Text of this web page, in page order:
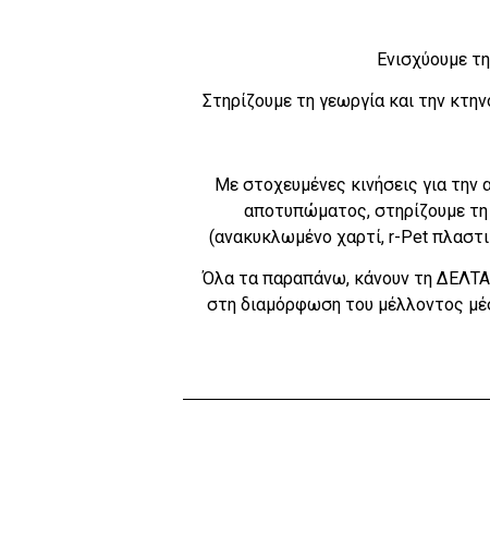
Ενισχύουμε
Στηρίζουμε τη γεωργία και την
Με στοχευμένες κινήσεις για την
αποτυπώματος, στηρίζουμε
(ανακυκλωμένο χαρτί, r-Pet
Όλα τα παραπάνω, κάνουν τη ΔΕΛΤΑ
στη διαμόρφωση του μέλλοντος